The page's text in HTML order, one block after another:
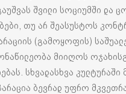
შვილი სოციუმში და
თუ არ შეასუსტოს
(გამოყოფის)
მიიღოს
სხვადასხვა
ბევრად უფრო